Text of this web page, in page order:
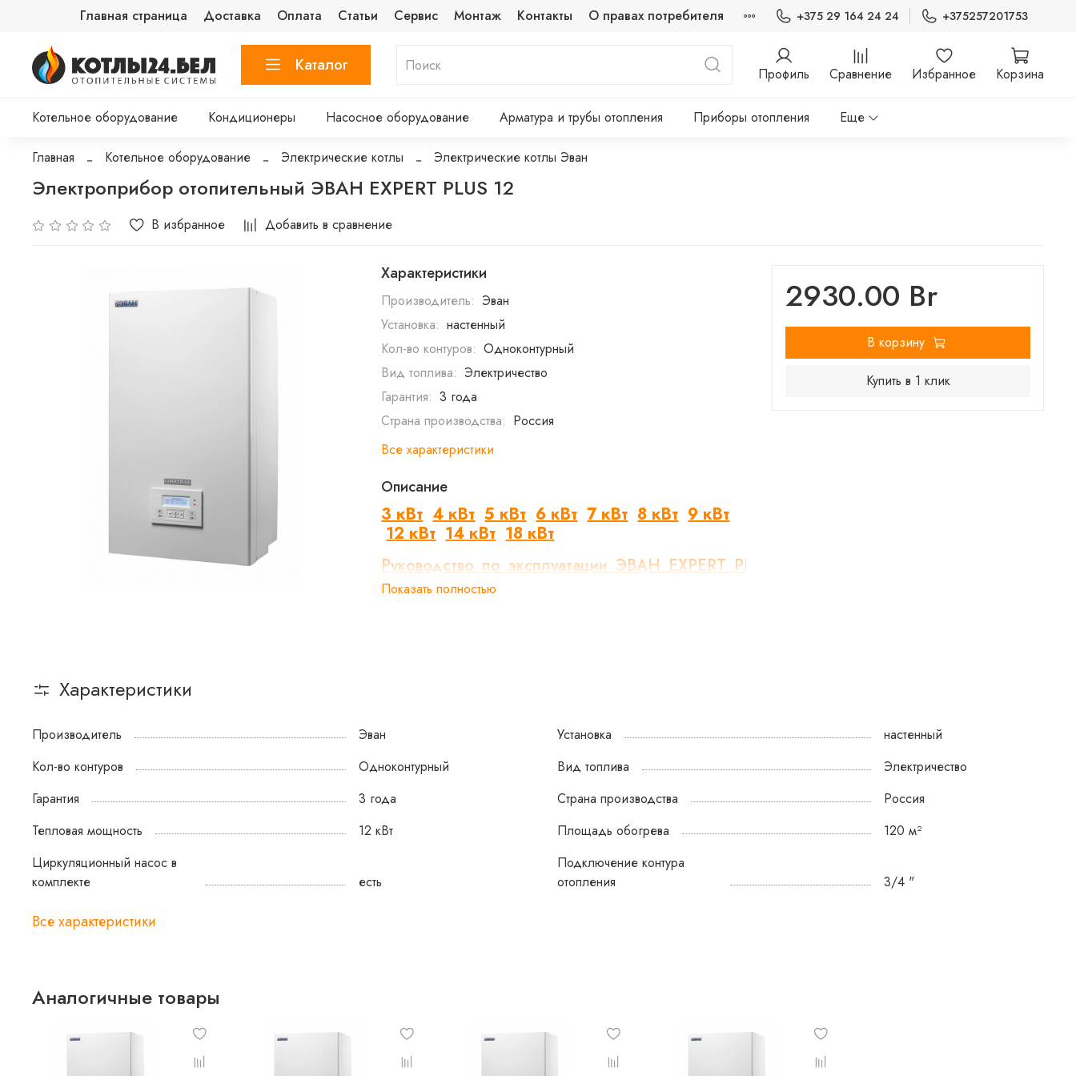
Главная страница Доставка Оплата Статьи Сервис Монтаж Контакты О правах потребителя +375 29 164 24 24 +375257201753
Каталог Профиль Сравнение Избранное Корзина
Котельное оборудование Кондиционеры Насосное оборудование Арматура и трубы отопления Приборы отопления Еще
Главная Котельное оборудование Электрические котлы Электрические котлы Эван
Электроприбор отопительный ЭВАН EXPERT PLUS 12
В избранное Добавить в сравнение
Характеристики
Производитель: Эван
Установка: настенный
Кол-во контуров: Одноконтурный
Вид топлива: Электричество
Гарантия: 3 года
Страна производства: Россия
Все характеристики
Описание
3 кВт 4 кВт 5 кВт 6 кВт 7 кВт 8 кВт 9 кВт
12 кВт 14 кВт 18 кВт
Руководство_по_эксплуатации_ЭВАН_EXPERT_PLUS.pdf
Паспорт_EXPERT_PLUS.pdf
отопительным приборов. Новинка!
Поддержка беспроводных датчиков температуры
MyHeat. Одновременная работа 2-х проводных и
2-х беспроводных датчиков
Улучшенная энергоэффективность за счет
исключения перегрева теплоносителя/воздуха
благодаря новым алгоритмам
Новинка!
Суточное и недельное программирование температуры.
Девятиступенчатое управление мощностью (для
отопительных приборов 18, 21, 24, 27 кВт).
Показать полностью
2930.00 Br
В корзину
Купить в 1 клик
Характеристики
Производитель Эван Установка
настенный
Кол-во контуров
Одноконтурный Вид топлива
Электричество
Гарантия
3 года Страна производства
Россия
Тепловая мощность
12 кВт Площадь обогрева
120 м²
Циркуляционный насос в
комплекте
есть
Подключение контура
отопления
3/4 "
Все характеристики
Аналогичные товары